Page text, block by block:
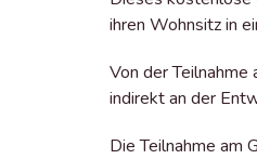
ihren Wohnsitz in
Von der
indirekt an der
Die Teilnahme am